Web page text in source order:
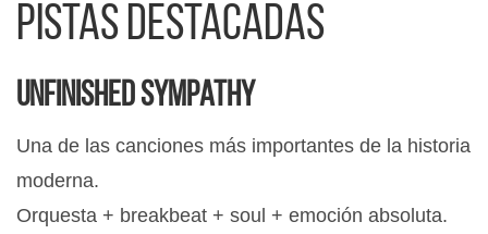
Pistas destacadas
Unfinished Sympathy
Una de las canciones más importantes de la historia
moderna.
Orquesta + breakbeat + soul + emoción absoluta.